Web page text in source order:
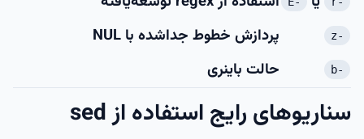
-z پردازش خطوط جداشده با NUL
-b حالت باینری
سناریوهای رایج استفاده از sed